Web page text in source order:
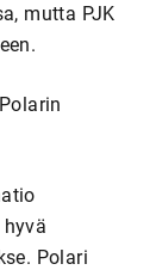
mutta PJK
Polari